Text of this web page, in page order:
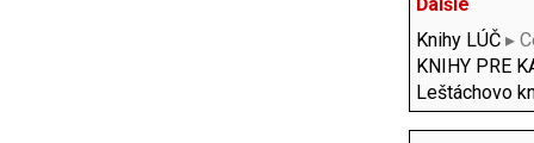
Knihy LÚČ▸
KNIHY PRE
Leštáchovo